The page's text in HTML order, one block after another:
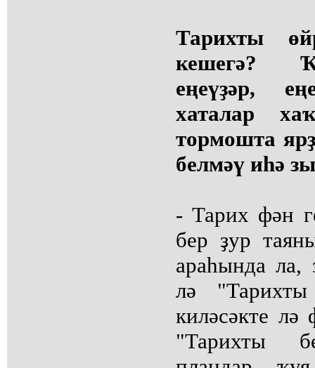
Тарихты
кешегә?
еңеүҙәр,
хаталар
тормошта
белмәү иһә
- Тарих фән
бер ҙур
араһында ла,
лә "Тарихты
киләсәкте лә
"Тарихты